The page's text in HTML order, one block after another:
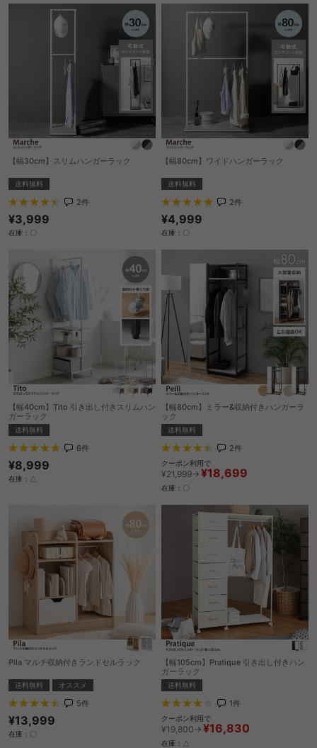
【幅30cm】スリムハンガーラック
送料無料
2件
¥3,999
在庫：〇
【幅80cm】ワイドハンガーラック
送料無料
2件
¥4,999
在庫：〇
【幅40cm】Tito 引き出し付きスリムハン
ガーラック
送料無料
6件
¥8,999
在庫：△
【幅80cm】ミラー&収納付きハンガーラ
ック
送料無料
2件
クーポン利用で
¥21,999→ ¥18,699
在庫：〇
Pila マルチ収納付きランドセルラック
送料無料 オススメ
5件
¥13,999
在庫：〇
【幅105cm】Pratique 引き出し付きハン
ガーラック
送料無料
1件
クーポン利用で
¥19,800→ ¥16,830
在庫：△